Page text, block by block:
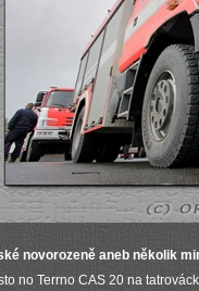
novorozeně aneb několik
no Terrno CAS 20 na